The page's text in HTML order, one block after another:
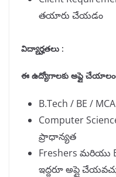
తయారు చేయడం
విద్యార్హతలు :
ఈ ఉద్యోగాలకు అప్లై
B.Tech / BE /
Computer
ప్రాధాన్యత
Freshers మరియు
ఇద్దరూ అప్లై